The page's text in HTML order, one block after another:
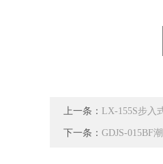
上一条： LX-155S步入
下一条： GDJS-015BF